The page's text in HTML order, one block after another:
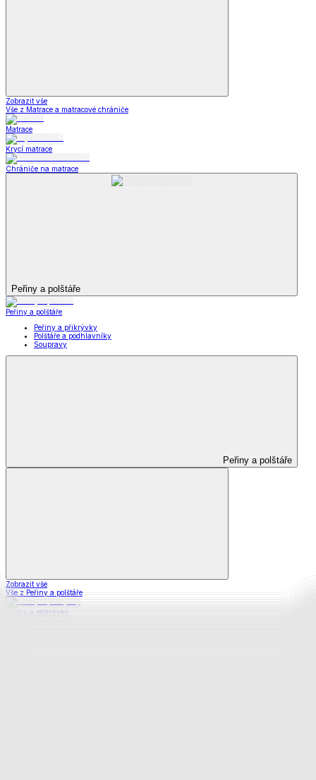
Zobrazit vše
Vše z Matrace a matracové chrániče
Matrace
Krycí matrace
Chrániče na matrace
Peřiny a polštáře
Peřiny a polštáře
Peřiny a přikrývky
Polštáře a podhlavníky
Soupravy
Peřiny a polštáře
Zobrazit vše
Vše z Peřiny a polštáře
Peřiny a přikrývky